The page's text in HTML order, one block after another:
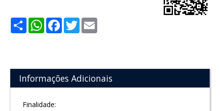
ShareWhatsApp
Facebook
Twitter
Informações Adicionais
Finalidade: